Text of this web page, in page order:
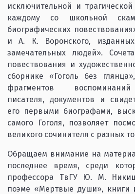
исключительной и
каждому со школьной
биографических
и А. К. Воронского,
замечательных людей».
повествования и
сборнике «Гоголь без
фрагментов
писателя, документов и
его первыми биографами,
самого Гоголя, позволяет
великого сочинителя с разных
Обращаем внимание на
последнее время, среди
профессора ТвГУ Ю. М.
поэме «Мертвые души», книги